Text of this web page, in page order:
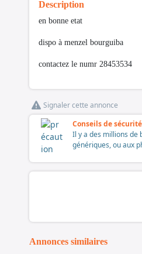
Description
en bonne etat
dispo à menzel bourguiba
contactez le numr 28453534
Signaler cette annonce
Conseils de sécurité
Il y a des millions de
génériques, ou aux
Annonces similaires